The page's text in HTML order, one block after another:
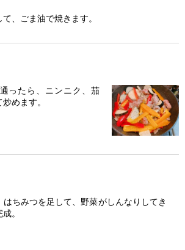
、ごま油で焼きます。
ったら、ニンニク、茄
めます。
ちみつを足して、野菜がしんなりしてき
。